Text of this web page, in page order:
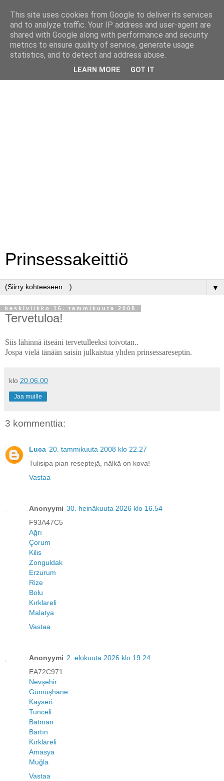
Prinsessakeittiö
▼
keskiviikko 16. tammikuuta 2008
Tervetuloa!
Siis lähinnä itseäni tervetulleeksi toivotan..
Jospa vielä tänään saisin julkaistua yhden prinsessareseptin.
klo 20.06.00
Jaa muille
3 kommenttia:
Luca 20. tammikuuta 2008 klo 22.27
Tulisipa pian reseptejä, nälkä on kova!
Vastaa
Anonyymi 30. heinäkuuta 2026 klo 16.54
F93A47C5
Ağrı
Çorum
Kilis
Zonguldak
Erzurum
Rize
Bolu
Kırklareli
Malatya
Vastaa
Anonyymi 2. elokuuta 2026 klo 19.24
EA72C971
Nevşehir
Gümüşhane
Kayseri
Tunceli
Batman
Bartın
Kırklareli
Amasya
Muğla
Vastaa
This site uses cookies from Google to deliver its services
and to analyze traffic. Your IP address and user-agent are
shared with Google along with performance and security
metrics to ensure quality of service, generate usage
statistics, and to detect and address abuse.
LEARN MORE GOT IT